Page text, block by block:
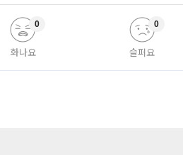
화나요
0
슬퍼요
0